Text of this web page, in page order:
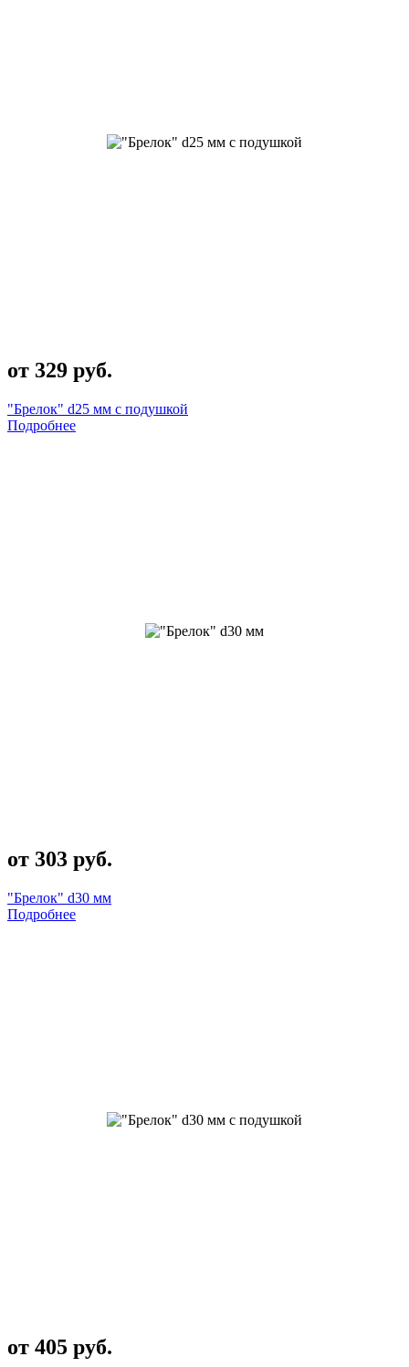
от 329 руб.
"Брелок" d25 мм с подушкой
Подробнее
от 303 руб.
"Брелок" d30 мм
Подробнее
от 405 руб.